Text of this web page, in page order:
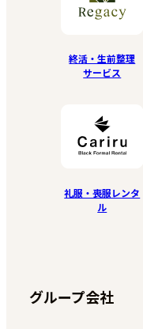
終活・生前整理
サービス
礼服・喪服レンタ
ル
グループ会社